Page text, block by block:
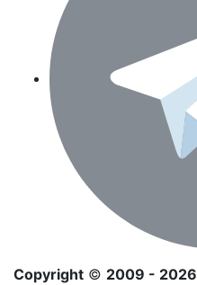
Copyright © 2009 - 2026